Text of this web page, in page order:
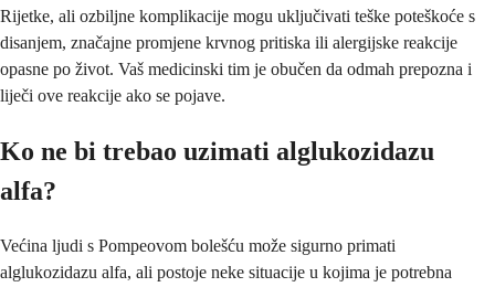
Rijetke, ali ozbiljne komplikacije mogu uključivati teške poteškoće s
disanjem, značajne promjene krvnog pritiska ili alergijske reakcije
opasne po život. Vaš medicinski tim je obučen da odmah prepozna i
liječi ove reakcije ako se pojave.
Ko ne bi trebao uzimati alglukozidazu
alfa?
Većina ljudi s Pompeovom bolešću može sigurno primati
alglukozidazu alfa, ali postoje neke situacije u kojima je potrebna